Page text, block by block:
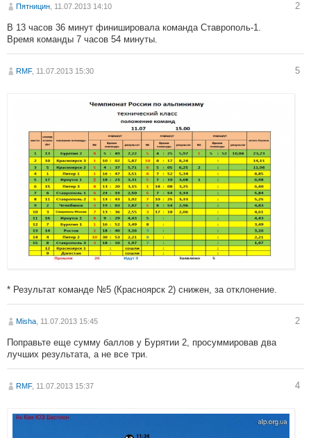
Пятницин , 11.07.2013 14:10 2
В 13 часов 36 минут финишировала команда Ставрополь-1.
Время команды 7 часов 54 минуты.
RMF, 11.07.2013 15:30 5
* Результат команде №5 (Красноярск 2) снижен, за отклонение.
Misha , 11.07.2013 15:45 2
Поправьте еще сумму баллов у Бурятии 2, просуммировав два
лучших результата, а не все три.
RMF, 11.07.2013 15:37 4